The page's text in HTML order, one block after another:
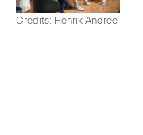
Credits: Henrik Andree